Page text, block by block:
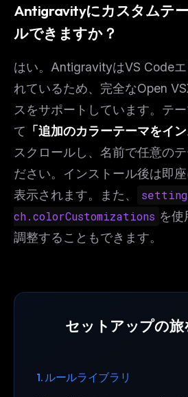
Antigravityにカスタムテ
ルできますか？
はい。AntigravityはVS Code
れているため、完全なOpen
スをサポートしています。テ
て 「追加のカラーテーマをイン
スクロールし、名前で任意の
ださい。インストール後は即
表示されます。また、
ch.colorCustomizations を使
調整することもできます。
セットアップの旅
1. ルールライブラリ